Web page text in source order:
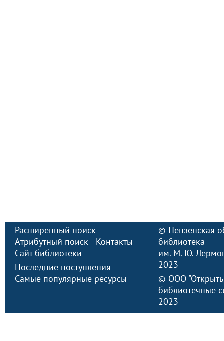
Расширенный поиск
Атрибутный поиск
Контакты
Сайт библиотеки
Последние поступления
Самые популярные ресурсы
© Пензенская
библиотека
им. М. Ю.
2023
© ООО
библиотечные
2023